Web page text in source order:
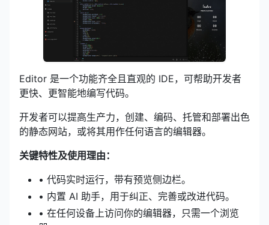
Editor 是一个功能齐全且直观的 IDE，可帮助开发者
更快、更智能地编写代码。
开发者可以提高生产力，创建、编码、托管和部署出色
的静态网站，或将其用作任何语言的编辑器。
关键特性及使用理由：
• 代码实时运行，带有预览侧边栏。
• 内置 AI 助手，用于纠正、完善或改进代码。
• 在任何设备上访问你的编辑器，只需一个浏览